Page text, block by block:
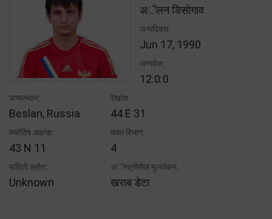
अॅलन डिसोगाव
जन्मदिवस:
Jun 17, 1990
जन्मवेळ:
12:0:0
जन्मस्थान:
Beslan, Russia
रेखांश:
44 E 31
ज्योतिष अक्षांश:
43 N 11
काल विभाग:
4
माहिती स्रोत:
Unknown
अॅस्ट्रोसेज मूल्यांकन:
खराब डेटा